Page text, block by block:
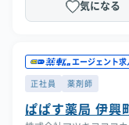
気になる
エージェント求
正社員 薬剤師
ぱぱす薬局 伊興